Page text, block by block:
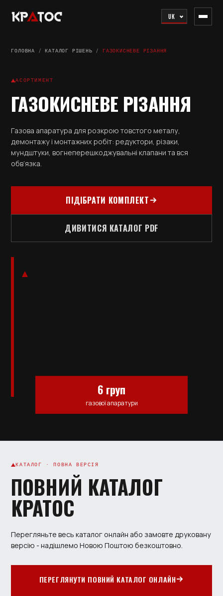
UK
ГОЛОВНА /КАТАЛОГ РІШЕНЬ / ГАЗОКИСНЕВЕ РІЗАННЯ
АСОРТИМЕНТ
ГАЗОКИСНЕВЕ РІЗАННЯ
Газова апаратура для розкрою товстого металу,
демонтажу і монтажних робіт: редуктори, різаки,
мундштуки, вогнеперешкоджувальні клапани та вся
обв’язка.
ПІДІБРАТИ КОМПЛЕКТ
ДИВИТИСЯ КАТАЛОГ PDF
6 груп
газової апаратури
КАТАЛОГ · ПОВНА ВЕРСІЯ
ПОВНИЙ КАТАЛОГ
КРАТОС
Перегляньте весь каталог онлайн або замовте друковану
версію - надішлемо Новою Поштою безкоштовно.
ПЕРЕГЛЯНУТИ ПОВНИЙ КАТАЛОГ ОНЛАЙН